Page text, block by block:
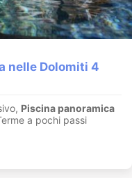
nelle Dolomiti 4
Piscina panoramica
a pochi passi